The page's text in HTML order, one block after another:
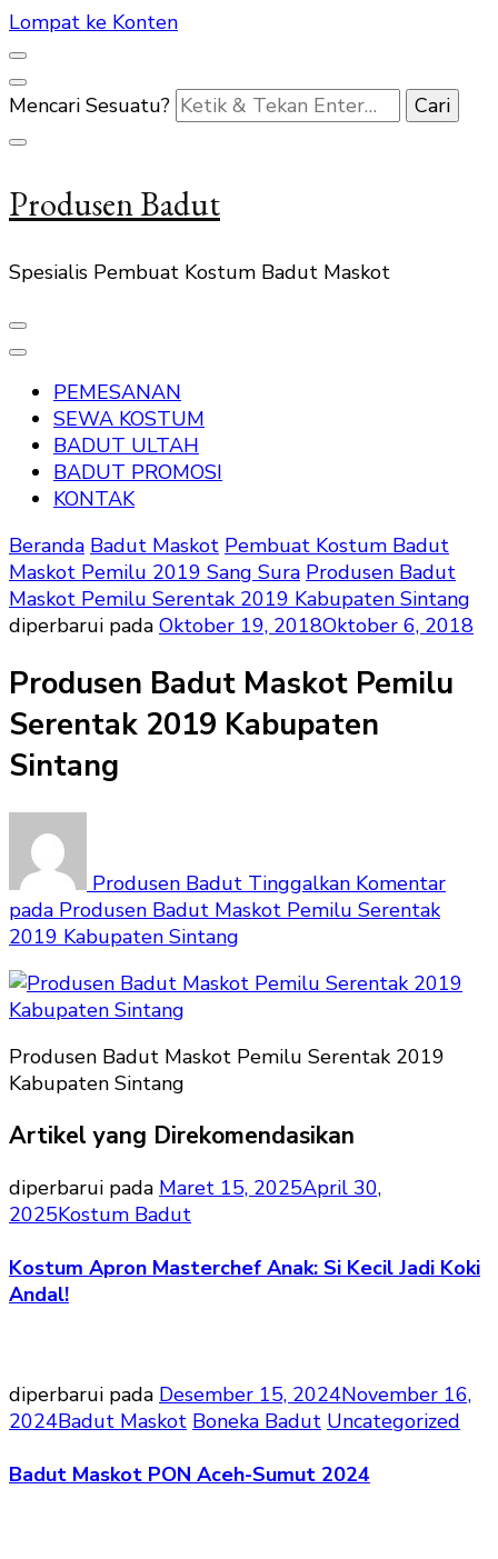
Lompat ke Konten
Mencari Sesuatu?
Produsen Badut
Spesialis Pembuat Kostum Badut Maskot
PEMESANAN
SEWA KOSTUM
BADUT ULTAH
BADUT PROMOSI
KONTAK
Beranda Badut Maskot Pembuat Kostum Badut
Maskot Pemilu 2019 Sang Sura Produsen Badut
Maskot Pemilu Serentak 2019 Kabupaten Sintang
diperbarui pada Oktober 19, 2018Oktober 6, 2018
Produsen Badut Maskot Pemilu
Serentak 2019 Kabupaten
Sintang
Produsen Badut Tinggalkan Komentar
pada Produsen Badut Maskot Pemilu Serentak
2019 Kabupaten Sintang
Produsen Badut Maskot Pemilu Serentak 2019
Kabupaten Sintang
Artikel yang Direkomendasikan
diperbarui pada Maret 15, 2025April 30,
2025Kostum Badut
Kostum Apron Masterchef Anak: Si Kecil Jadi Koki
Andal!
diperbarui pada Desember 15, 2024November 16,
2024Badut Maskot Boneka Badut Uncategorized
Badut Maskot PON Aceh-Sumut 2024